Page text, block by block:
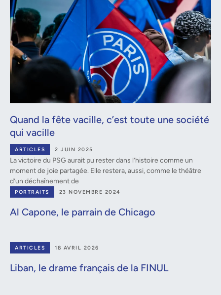
Quand la fête vacille, c’est toute une société
qui vacille
2 JUIN 2025
ARTICLES
La victoire du PSG aurait pu rester dans l’histoire comme un
moment de joie partagée. Elle restera, aussi, comme le théâtre
d’un déchaînement de
23 NOVEMBRE 2024
PORTRAITS
Al Capone, le parrain de Chicago
18 AVRIL 2026
ARTICLES
Liban, le drame français de la FINUL